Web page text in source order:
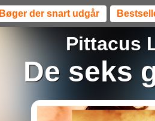
Bøger der snart udgår
Pittacus
De seks